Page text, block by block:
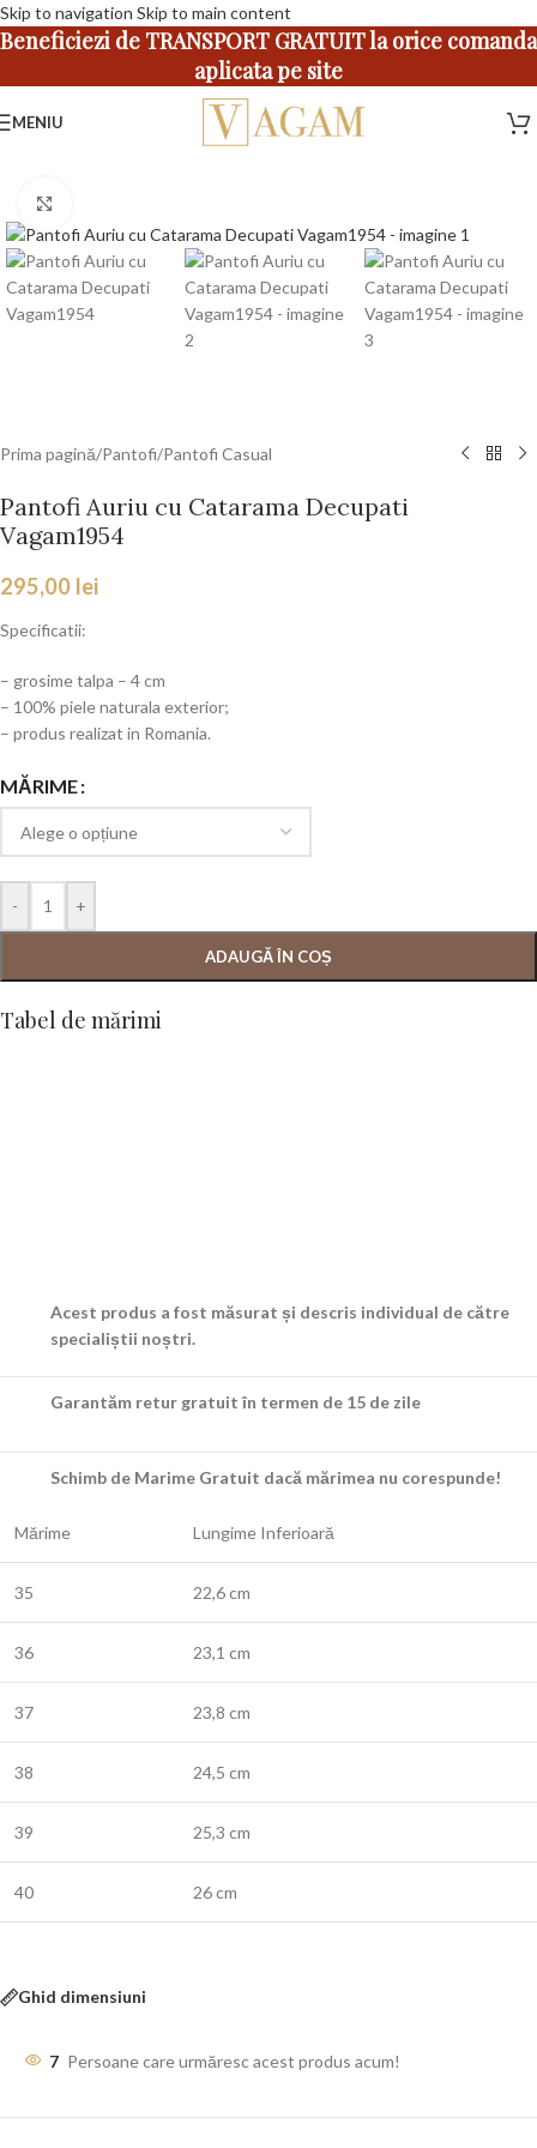
Skip to navigation Skip to main content
Beneficiezi de TRANSPORT GRATUIT la orice comanda
aplicata pe site
MENIU
Prima pagină/Pantofi/Pantofi Casual
Pantofi Auriu cu Catarama Decupati
Vagam1954
295,00 lei
Specificatii:
– grosime talpa – 4 cm
– 100% piele naturala exterior;
– produs realizat in Romania.
MĂRIME
- +
ADAUGĂ ÎN COȘ
Tabel de mărimi
Acest produs a fost măsurat și descris individual de către
specialiștii noștri.
Garantăm retur gratuit în termen de 15 de zile
Schimb de Marime Gratuit dacă mărimea nu corespunde!
Mărime Lungime Inferioară
35 22,6 cm
36 23,1 cm
37 23,8 cm
38 24,5 cm
39 25,3 cm
40 26 cm
Ghid dimensiuni
7 Persoane care urmăresc acest produs acum!